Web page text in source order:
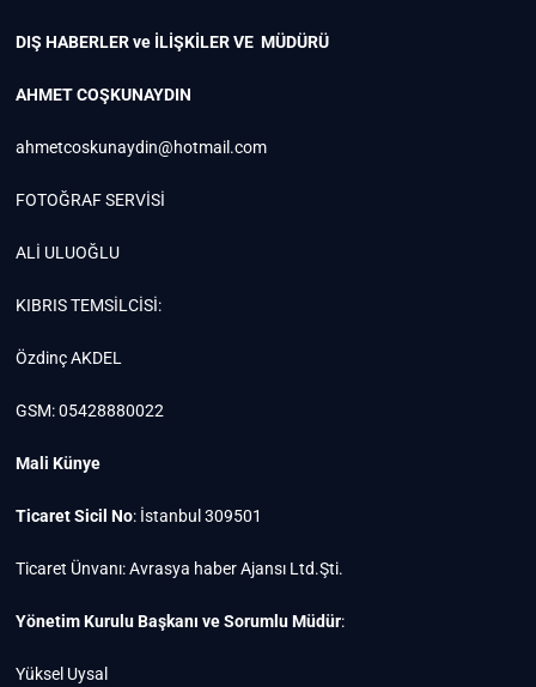
DIŞ HABERLER ve İLİŞKİLER VE MÜDÜRÜ
AHMET COŞKUNAYDIN
ahmetcoskunaydin@hotmail.com
FOTOĞRAF SERVİSİ
ALİ ULUOĞLU
KIBRIS TEMSİLCİSİ:
Özdinç AKDEL
GSM: 05428880022
Mali Künye
Ticaret Sicil No: İstanbul 309501
Ticaret Ünvanı: Avrasya haber Ajansı Ltd.Şti.
Yönetim Kurulu Başkanı ve Sorumlu Müdür:
Yüksel Uysal